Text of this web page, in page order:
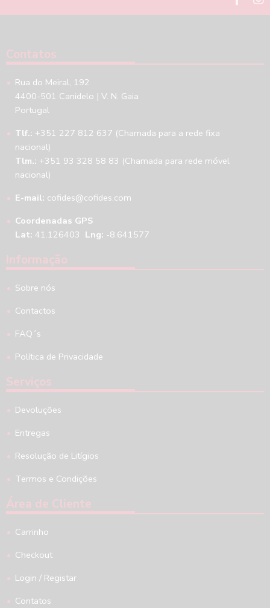
Contatos
Rua do Meiral, 192
4400-501 Canidelo | V. N. Gaia
Portugal
Tlf.: +351 227 812 637 (Chamada para a rede fixa
nacional)
Tlm.: +351 93 328 58 83 (Chamada para rede móvel
nacional)
E-mail: cofides@cofides.com
Coordenadas GPS
Lat: 41.126403 Lng: -8.641577
Informação
Sobre nós
Contactos
FAQ´s
Política de Privacidade
Serviços
Devoluções
Entregas
Resolução de Litígios
Termos e Condições
Área de Cliente
Carrinho
Checkout
Login / Registar
Contatos